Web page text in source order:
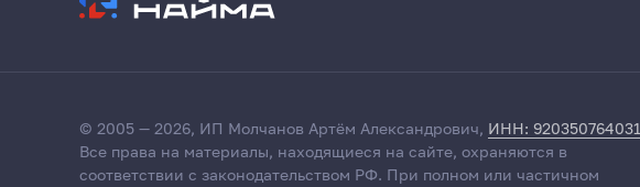
© 2005 — 2026, ИП Молчанов Артём Александрович, ИНН: 920350764031
Все права на материалы, находящиеся на сайте, охраняются в
соответствии с законодательством РФ. При полном или частичном